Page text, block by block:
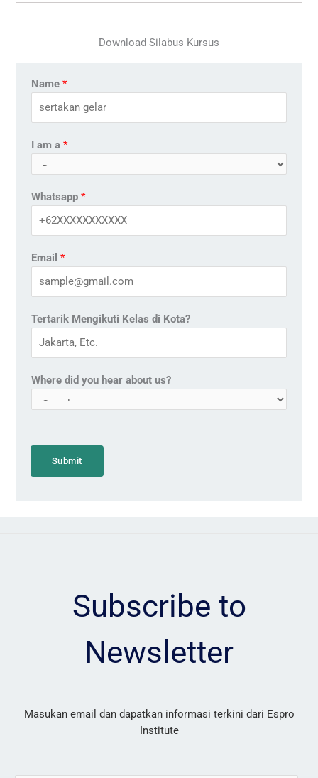
Download Silabus Kursus
Name *
I am a *
Whatsapp *
Email *
Tertarik Mengikuti Kelas di Kota?
Where did you hear about us?
Submit
Subscribe to
Newsletter
Masukan email dan dapatkan informasi terkini dari Espro
Institute